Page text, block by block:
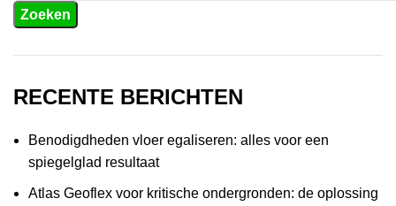
Zoeken
RECENTE BERICHTEN
Benodigdheden vloer egaliseren: alles voor een
spiegelglad resultaat
Atlas Geoflex voor kritische ondergronden: de oplossing